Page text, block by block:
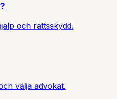
och rättsskydd.
välja advokat.